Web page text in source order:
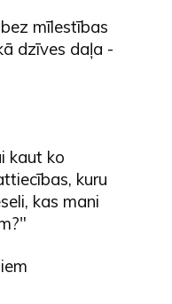
mīlestības
dzīves daļa -
kaut ko
kuru
kas mani